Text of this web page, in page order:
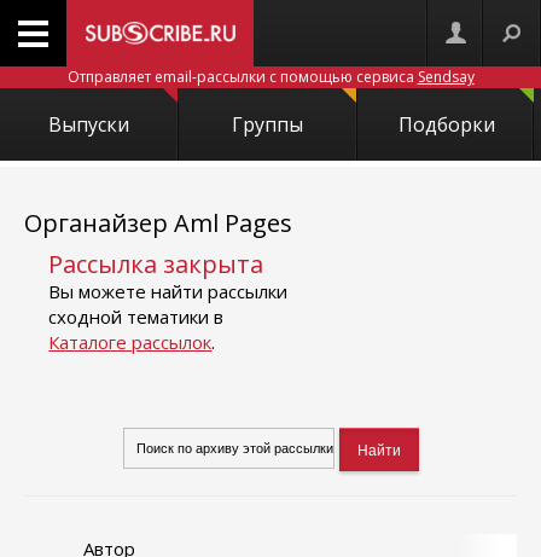
Отправляет email-рассылки с помощью сервиса Sendsay
Выпуски Группы Подборки
Органайзер Aml Pages
Рассылка закрыта
Вы можете найти рассылки
сходной тематики в
Каталоге рассылок.
Автор